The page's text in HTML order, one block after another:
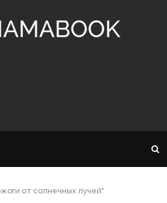
от солнечных лучей"